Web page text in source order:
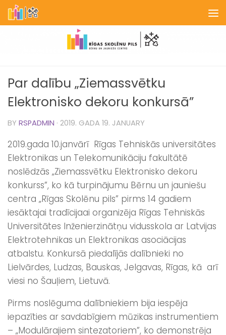
Skip to content
Par dalību „Ziemassvētku
Elektronisko dekoru konkursā”
BY RSPADMIN · 2019. GADA 19. JANUARY
2019.gada 10.janvārī Rīgas Tehniskās universitātes
Elektronikas un Telekomunikāciju fakultātē
noslēdzās „Ziemassvētku Elektronisko dekoru
konkurss”, ko kā turpinājumu Bērnu un jauniešu
centra „Rīgas Skolēnu pils” pirms 14 gadiem
iesāktajai tradīcijaai organizēja Rīgas Tehniskās
Universitātes Inženierzinātņu vidusskola ar Latvijas
Elektrotehnikas un Elektronikas asociācijas
atbalstu. Konkursā piedalījās dalībnieki no
Lielvārdes, Ludzas, Bauskas, Jelgavas, Rīgas, kā arī
viesi no Šauļiem, Lietuvā.
Pirms noslēguma dalībniekiem bija iespēja
iepazīties ar savdabīgiem mūzikas instrumentiem
– „Modulārajiem sintezatoriem”, ko demonstrēja